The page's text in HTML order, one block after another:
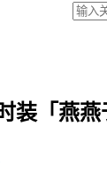
装「燕